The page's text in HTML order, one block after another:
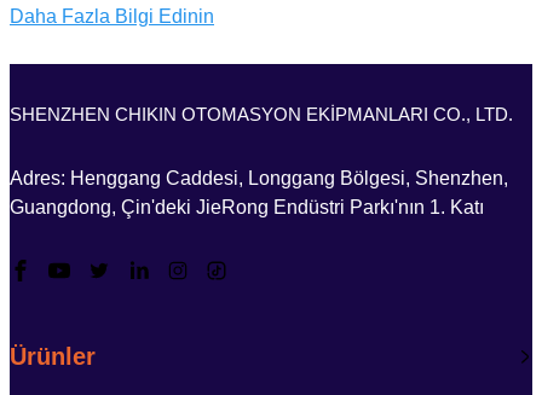
Film Kaplama Makinesi
Daha Fazla Bilgi Edinin
SHENZHEN CHIKIN OTOMASYON EKİPMANLARI CO., LTD.
Adres: Henggang Caddesi, Longgang Bölgesi, Shenzhen,
Guangdong, Çin'deki JieRong Endüstri Parkı'nın 1. Katı
Ürünler